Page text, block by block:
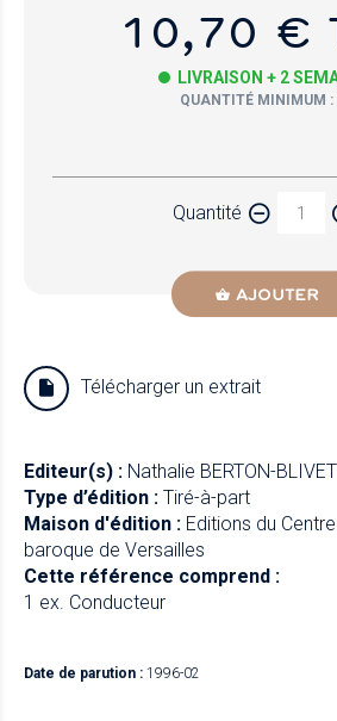
10,70 €
LIVRAISON + 2
QUANTITÉ MINIMUM :
Quantité
AJOUTER
Télécharger un extrait
Editeur(s) : Nathalie BERTON-BLIVET
Type d’édition : Tiré-à-part
Maison d'édition : Editions du
baroque de Versailles
Cette référence comprend :
1 ex. Conducteur
Date de parution : 1996-02